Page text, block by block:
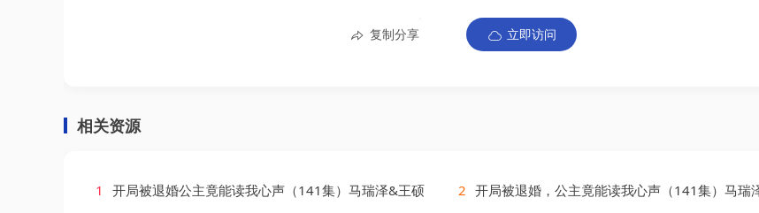
复制分享 立即访问
相关资源
1 开局被退婚公主竟能读我心声（141集）马瑞泽&王硕 2 开局被退婚，公主竟能读我心声（141集）马瑞